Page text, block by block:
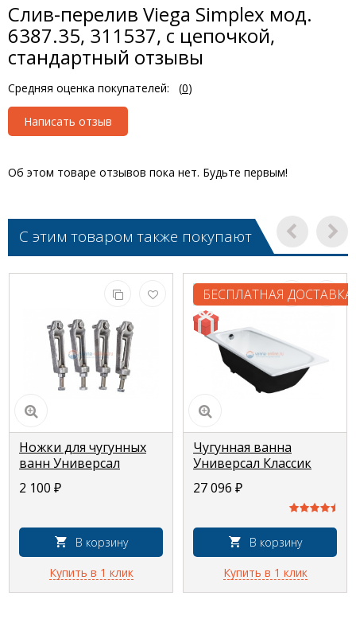
Слив-перелив Viega Simplex мод.
6387.35, 311537, с цепочкой,
стандартный отзывы
Средняя оценка покупателей: (0)
Написать отзыв
Об этом товаре отзывов пока нет. Будьте первым!
С этим товаром также покупают
Ножки для чугунных
ванн Универсал
2 100 ₽
В корзину
Купить в 1 клик
БЕСПЛАТНАЯ ДОСТАВКА
Чугунная ванна
Универсал Классик
150x70
27 096 ₽
В корзину
Купить в 1 клик